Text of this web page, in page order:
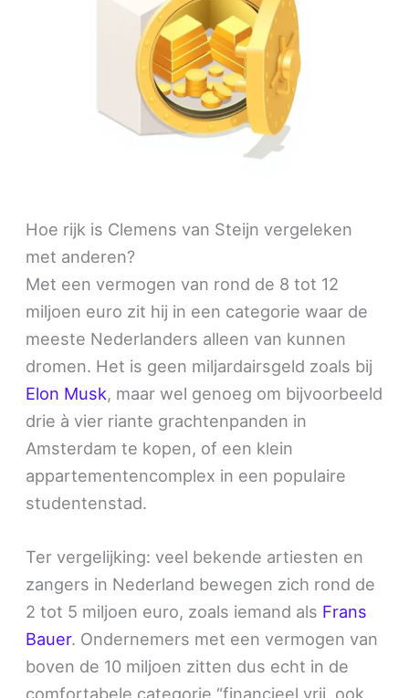
Hoe rijk is Clemens van Steijn vergeleken
met anderen?
Met een vermogen van rond de 8 tot 12
miljoen euro zit hij in een categorie waar de
meeste Nederlanders alleen van kunnen
dromen. Het is geen miljardairsgeld zoals bij
Elon Musk, maar wel genoeg om bijvoorbeeld
drie à vier riante grachtenpanden in
Amsterdam te kopen, of een klein
appartementencomplex in een populaire
studentenstad.
Ter vergelijking: veel bekende artiesten en
zangers in Nederland bewegen zich rond de
2 tot 5 miljoen euro, zoals iemand als Frans
Bauer. Ondernemers met een vermogen van
boven de 10 miljoen zitten dus echt in de
comfortabele categorie “financieel vrij, ook